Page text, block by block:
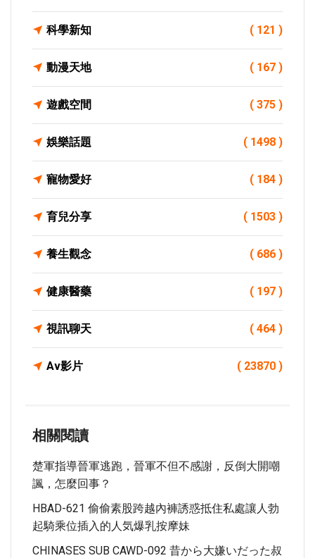
科學新知 ( 121 )
動漫天地 ( 167 )
遊戲空間 ( 375 )
娛樂話題 ( 1498 )
寵物愛好 ( 184 )
育兒分享 ( 1503 )
養生觀念 ( 686 )
健康醫藥 ( 197 )
視訊聊天 ( 464 )
Av影片 ( 23870 )
相關閱讀
楚軍指導晉軍逃跑，晉軍不但不感謝，反倒大開嘲
諷，怎麼回事？
HBAD-621 偷偷素股跨越內褲誘惑抵住私處讓人勃
起騎乘位插入的人気爆乳按摩妹
CHINASES SUB CAWD-092 昔から大嫌いだった叔